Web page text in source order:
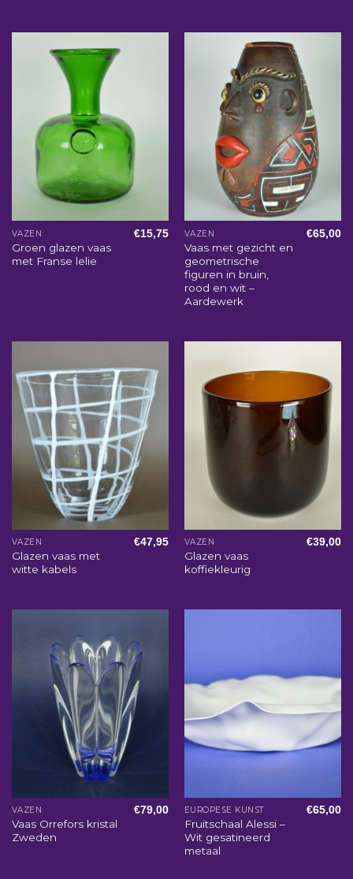
VAZEN
Groen glazen vaas
met Franse lelie
€15,75 VAZEN
Vaas met gezicht en
geometrische
figuren in bruin,
rood en wit –
Aardewerk
€65,00
VAZEN
Glazen vaas met
witte kabels
€47,95 VAZEN
Glazen vaas
koffiekleurig
€39,00
VAZEN
Vaas Orrefors kristal
Zweden
€79,00 EUROPESE KUNST
Fruitschaal Alessi –
Wit gesatineerd
metaal
€65,00